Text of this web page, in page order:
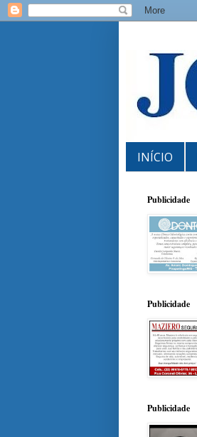
INÍCIO
Publicidade
Publicidade
Publicidade